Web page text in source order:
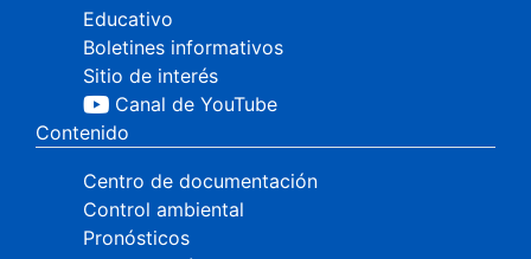
Educativo
Boletines informativos
Sitio de interés
Canal de YouTube
Contenido
Centro de documentación
Control ambiental
Pronósticos